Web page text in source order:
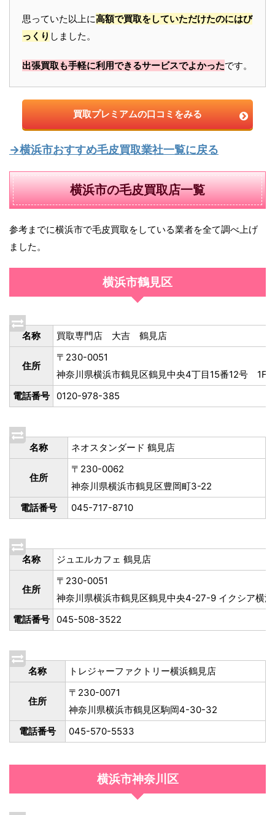
思っていた以上に高額で買取をしていただけたのにはび
っくり しました。
出張買取も手軽に利用できるサービスでよかったです。
買取プレミアムの口コミをみる
→横浜市おすすめ毛皮買取業社一覧に戻る
横浜市の毛皮買取店一覧
参考までに横浜市で毛皮買取をしている業者を全て調べ上げ
ました。
横浜市鶴見区
名称 買取専門店 大吉 鶴見店
住所
〒230-0051
神奈川県横浜市鶴見区鶴見中央4丁目15番12号 1F
電話番号
0120-978-385
名称 ネオスタンダード 鶴見店
住所
〒230-0062
神奈川県横浜市鶴見区豊岡町3-22
電話番号
045-717-8710
名称 ジュエルカフェ 鶴見店
住所
〒230-0051
神奈川県横浜市鶴見区鶴見中央4-27-9 イクシア横
電話番号
045-508-3522
名称 トレジャーファクトリー横浜鶴見店
住所
〒230-0071
神奈川県横浜市鶴見区駒岡4-30-32
電話番号
045-570-5533
横浜市神奈川区